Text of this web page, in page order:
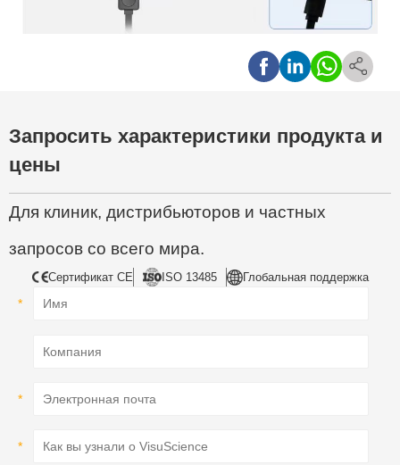
Запросить характеристики продукта и
цены
Для клиник, дистрибьюторов и частных
запросов со всего мира.
Сертификат CE ISO 13485 Глобальная поддержка